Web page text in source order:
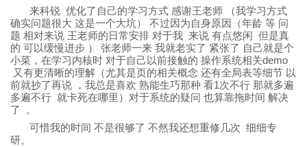
来科锐 优化了自己的学习方式 感谢王老师 （我学习方式
确实问题很大 这是一个大坑） 不过因为自身原因（年龄 等 问
题 相对来说 王老师的日常安排 对于我 来说 有点悠闲 但是真
的 可以缓慢进步 ） 张老师一来 我就老实了 紧张了 自己就是个
小菜，在学习内核时 对于自己以前接触的 操作系统相关demo
又有更清晰的理解（尤其是页的相关概念 还有全局表等细节 以
前就抄了再说 ，我总是喜欢 熟能生巧那种 看1次不行 那就多遍
多遍不行 就卡死在哪里）对于系统的疑问 也算靠拖时间 解决
了 。
可惜我的时间 不是很够了 不然我还想重修几次 细细专
研。